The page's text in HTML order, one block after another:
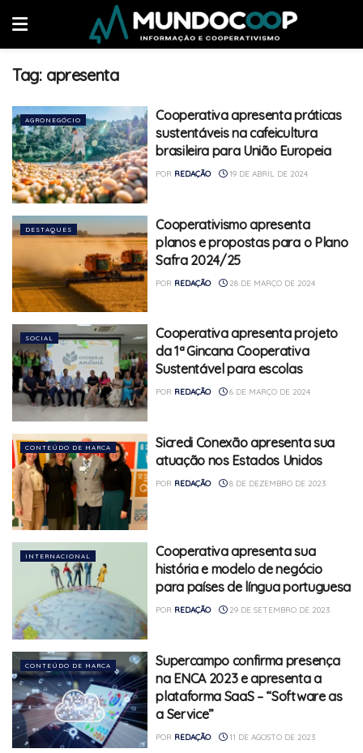
Tag: apresenta
AGRONEGÓCIO
Cooperativa apresenta práticas
sustentáveis na cafeicultura
brasileira para União Europeia
POR REDAÇÃO 19 DE ABRIL DE 2024
DESTAQUES
Cooperativismo apresenta
planos e propostas para o Plano
Safra 2024/25
POR REDAÇÃO 28 DE MARÇO DE 2024
SOCIAL
Cooperativa apresenta projeto
da 1ª Gincana Cooperativa
Sustentável para escolas
POR REDAÇÃO 6 DE MARÇO DE 2024
CONTEÚDO DE MARCA
Sicredi Conexão apresenta sua
atuação nos Estados Unidos
POR REDAÇÃO 8 DE DEZEMBRO DE 2023
INTERNACIONAL
Cooperativa apresenta sua
história e modelo de negócio
para países de língua portuguesa
POR REDAÇÃO 29 DE SETEMBRO DE 2023
CONTEÚDO DE MARCA
Supercampo confirma presença
na ENCA 2023 e apresenta a
plataforma SaaS – “Software as
a Service”
POR REDAÇÃO 11 DE AGOSTO DE 2023